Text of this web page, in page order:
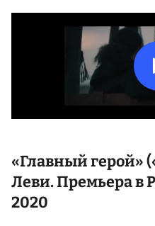
«Главный герой»
Леви. Премьера в
2020